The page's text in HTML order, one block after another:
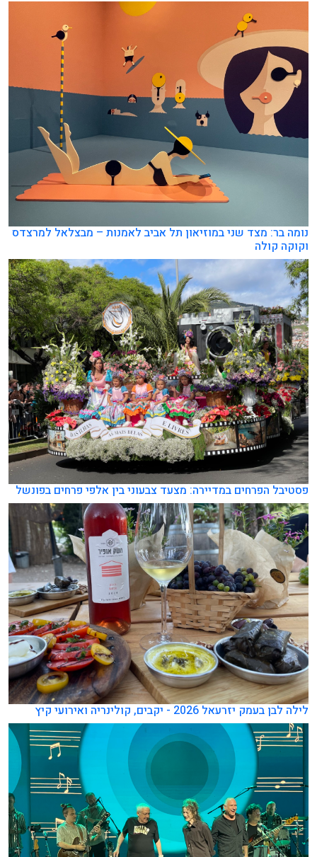
נומה בר: מצד שני במוזיאון תל אביב לאמנות – מבצלאל למרצדס
וקוקה קולה
פסטיבל הפרחים במדיירה: מצעד צבעוני בין אלפי פרחים בפונשל
לילה לבן בעמק יזרעאל 2026 - יקבים, קולינריה ואירועי קיץ